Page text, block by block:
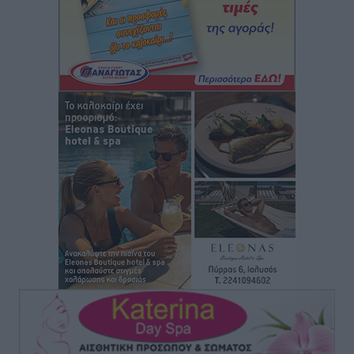
Δύο νέοι ξενώνες παραδόθηκαν στις Ένοπλες
Δυνάμεις στη νήσο Ρω
Τοπικές Ειδήσεις• πριν 4 ώρες
Συνεχίζεται η έξοδος του Αυγούστου – Πάνω από
34.000 αναχωρούν σήμερα μόνο από τον Πειραιά
Μόνιμες θέσεις στους παιδικούς σταθμούς: Οι
προϋποθέσεις, η 24μηνη εμπειρία και οι προθεσμίες
για τους δήμους
Τοπικές Ειδήσεις• πριν 5 ώρες
Δεύτερη πηγή εισοδήματος για τους επαγγελματίες
ψαράδες ο αλιευτικός τουρισμός
Ειδήσεις πριν 5 ώρες